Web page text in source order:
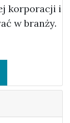
korporacji i
w branży.